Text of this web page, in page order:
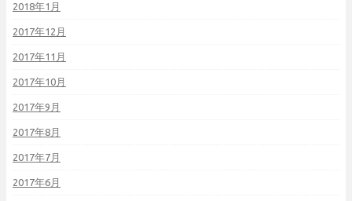
2018年1月
2017年12月
2017年11月
2017年10月
2017年9月
2017年8月
2017年7月
2017年6月